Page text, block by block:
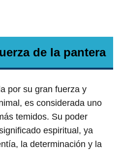
de la pantera
por su gran fuerza y
es considerada uno
temidos. Su poder
espiritual, ya
la determinación y la